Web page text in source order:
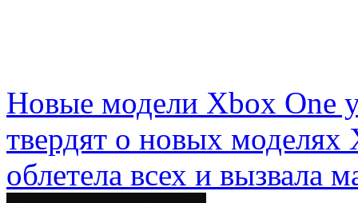
Новые модели Xbox One
твердят о новых
облетела всех и вызвала